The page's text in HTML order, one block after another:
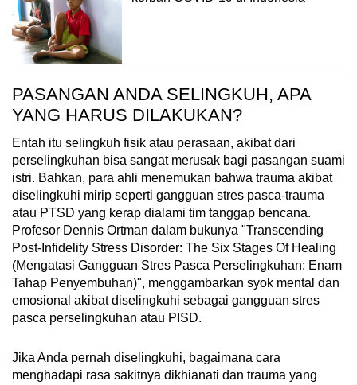
PASANGAN ANDA SELINGKUH, APA
YANG HARUS DILAKUKAN?
Entah itu selingkuh fisik atau perasaan, akibat dari
perselingkuhan bisa sangat merusak bagi pasangan suami
istri. Bahkan, para ahli menemukan bahwa trauma akibat
diselingkuhi mirip seperti gangguan stres pasca-trauma
atau PTSD yang kerap dialami tim tanggap bencana.
Profesor Dennis Ortman dalam bukunya "Transcending
Post-Infidelity Stress Disorder: The Six Stages Of Healing
(Mengatasi Gangguan Stres Pasca Perselingkuhan: Enam
Tahap Penyembuhan)", menggambarkan syok mental dan
emosional akibat diselingkuhi sebagai gangguan stres
pasca perselingkuhan atau PISD.
Jika Anda pernah diselingkuhi, bagaimana cara
menghadapi rasa sakitnya dikhianati dan trauma yang